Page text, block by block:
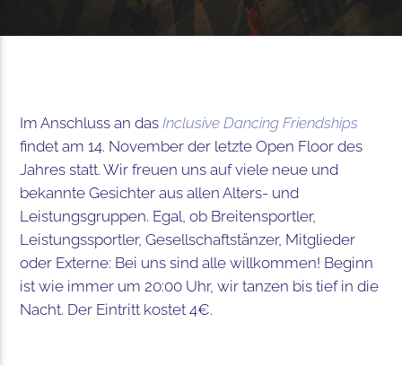
Im Anschluss an dasInclusive Dancing Friendships
findet am 14. November der letzte Open Floor des
Jahres statt. Wir freuen uns auf viele neue und
bekannte Gesichter aus allen Alters- und
Leistungsgruppen. Egal, ob Breitensportler,
Leistungssportler, Gesellschaftstänzer, Mitglieder
oder Externe: Bei uns sind alle willkommen! Beginn
ist wie immer um 20:00 Uhr, wir tanzen bis tief in die
Nacht. Der Eintritt kostet 4€.